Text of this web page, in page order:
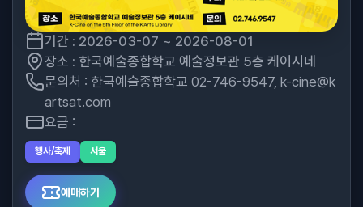
기간 : 2026-03-07 ~ 2026-08-01
장소 : 한국예술종합학교 예술정보관 5층 케이시네
문의처 : 한국예술종합학교 02-746-9547, k-cine@k
artsat.com
요금 :
행사/축제 서울
예매하기